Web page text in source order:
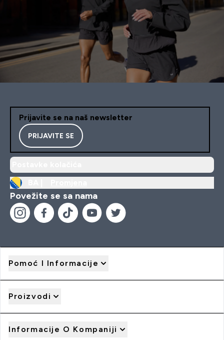
Prijavite se na naš newsletter
PRIJAVITE SE
Povežite se sa nama
Pomoć I Informacije
Proizvodi
Informacije O Kompaniji